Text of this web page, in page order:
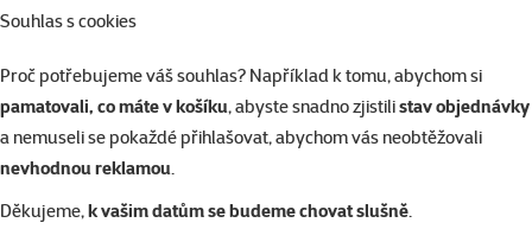
Souhlas s cookies
Proč potřebujeme váš souhlas? Například k tomu, abychom si
pamatovali, co máte v košíku, abyste snadno zjistilistav objednávky
a nemuseli se pokaždé přihlašovat, abychom vás neobtěžovali
nevhodnou reklamou.
Děkujeme,k vašim datům se budeme chovat slušně.
Skladem
Cestovní miska
Kiwi Walker
Hodnocení 0%